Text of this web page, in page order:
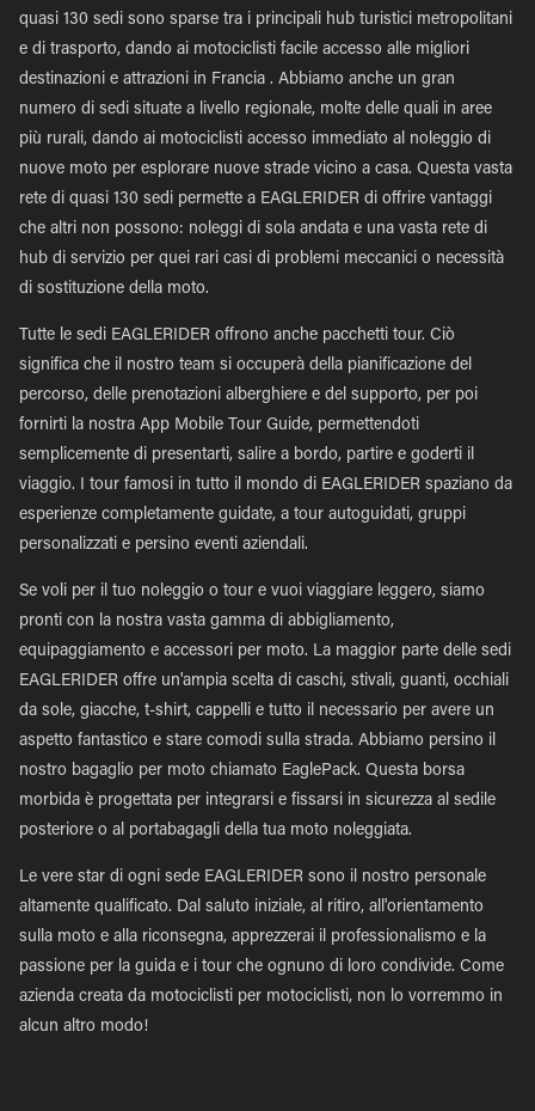
quasi 130 sedi sono sparse tra i principali hub turistici metropolitani
e di trasporto, dando ai motociclisti facile accesso alle migliori
destinazioni e attrazioni in Francia . Abbiamo anche un gran
numero di sedi situate a livello regionale, molte delle quali in aree
più rurali, dando ai motociclisti accesso immediato al noleggio di
nuove moto per esplorare nuove strade vicino a casa. Questa vasta
rete di quasi 130 sedi permette a EAGLERIDER di offrire vantaggi
che altri non possono: noleggi di sola andata e una vasta rete di
hub di servizio per quei rari casi di problemi meccanici o necessità
di sostituzione della moto.
Tutte le sedi EAGLERIDER offrono anche pacchetti tour. Ciò
significa che il nostro team si occuperà della pianificazione del
percorso, delle prenotazioni alberghiere e del supporto, per poi
fornirti la nostra App Mobile Tour Guide, permettendoti
semplicemente di presentarti, salire a bordo, partire e goderti il
viaggio. I tour famosi in tutto il mondo di EAGLERIDER spaziano da
esperienze completamente guidate, a tour autoguidati, gruppi
personalizzati e persino eventi aziendali.
Se voli per il tuo noleggio o tour e vuoi viaggiare leggero, siamo
pronti con la nostra vasta gamma di abbigliamento,
equipaggiamento e accessori per moto. La maggior parte delle sedi
EAGLERIDER offre un'ampia scelta di caschi, stivali, guanti, occhiali
da sole, giacche, t-shirt, cappelli e tutto il necessario per avere un
aspetto fantastico e stare comodi sulla strada. Abbiamo persino il
nostro bagaglio per moto chiamato EaglePack. Questa borsa
morbida è progettata per integrarsi e fissarsi in sicurezza al sedile
posteriore o al portabagagli della tua moto noleggiata.
Le vere star di ogni sede EAGLERIDER sono il nostro personale
altamente qualificato. Dal saluto iniziale, al ritiro, all'orientamento
sulla moto e alla riconsegna, apprezzerai il professionalismo e la
passione per la guida e i tour che ognuno di loro condivide. Come
azienda creata da motociclisti per motociclisti, non lo vorremmo in
alcun altro modo!